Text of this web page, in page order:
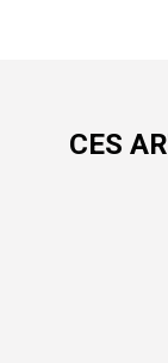
CES